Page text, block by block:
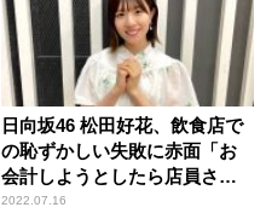
日向坂46 松田好花、飲食店で
の恥ずかしい失敗に赤面「お
会計しようとしたら店員さん
が……」
2022.07.16